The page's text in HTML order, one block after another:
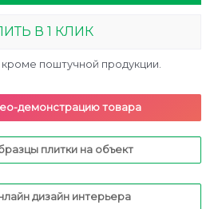
В 1 КЛИК
поштучной продукции.
демонстрацию товара
плитки на объект
дизайн интерьера